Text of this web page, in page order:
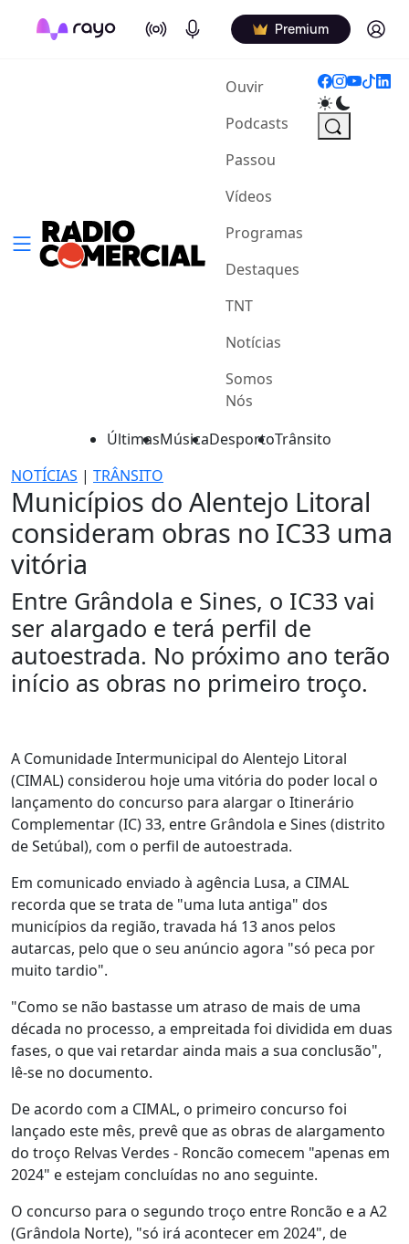
On Air Podcasts Premium Log in
Ouvir(current)
Podcasts
Passou
Vídeos
Programas
Destaques
TNT
Notícias
Somos
Nós
ÚltimasMúsicaDesportoTrânsito
NOTÍCIAS | TRÂNSITO
Municípios do Alentejo Litoral
consideram obras no IC33 uma
vitória
Entre Grândola e Sines, o IC33 vai
ser alargado e terá perfil de
autoestrada. No próximo ano terão
início as obras no primeiro troço.
A Comunidade Intermunicipal do Alentejo Litoral
(CIMAL) considerou hoje uma vitória do poder local o
lançamento do concurso para alargar o Itinerário
Complementar (IC) 33, entre Grândola e Sines (distrito
de Setúbal), com o perfil de autoestrada.
Em comunicado enviado à agência Lusa, a CIMAL
recorda que se trata de "uma luta antiga" dos
municípios da região, travada há 13 anos pelos
autarcas, pelo que o seu anúncio agora "só peca por
muito tardio".
"Como se não bastasse um atraso de mais de uma
década no processo, a empreitada foi dividida em duas
fases, o que vai retardar ainda mais a sua conclusão",
lê-se no documento.
De acordo com a CIMAL, o primeiro concurso foi
lançado este mês, prevê que as obras de alargamento
do troço Relvas Verdes - Roncão comecem "apenas em
2024" e estejam concluídas no ano seguinte.
O concurso para o segundo troço entre Roncão e a A2
(Grândola Norte), "só irá acontecer em 2024", de